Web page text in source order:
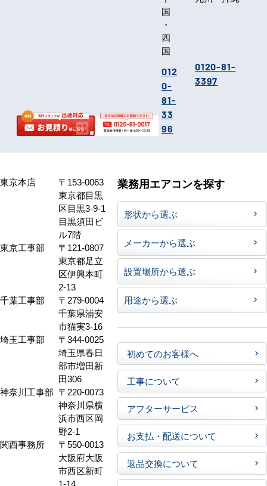
国
・
四
国
012
0-
81-
33
96
0120-81-
3397
東京本店
〒153-0063
東京都目黒
区目黒3-9-1
目黒須田ビ
ル7階
東京工事部
〒121-0807
東京都足立
区伊興本町
2-13
千葉工事部
〒279-0004
千葉県浦安
市猫実3-16
埼玉工事部
〒344-0025
埼玉県春日
部市増田新
田306
神奈川工事部 〒220-0073
神奈川県横
浜市西区岡
野2-1
関西事務所
〒550-0013
大阪府大阪
市西区新町
1-14
業務用エアコンを探す
形状から選ぶ
メーカーから選ぶ
設置場所から選ぶ
用途から選ぶ
初めてのお客様へ
工事について
アフターサービス
お支払・配送について
返品交換について